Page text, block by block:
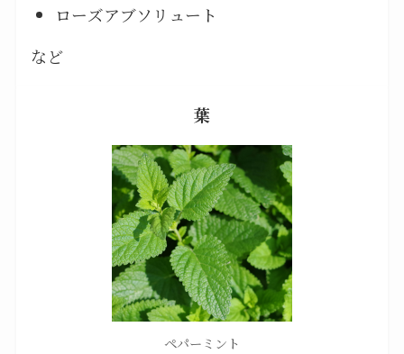
ローズアブソリュート
など
葉
ペパーミント